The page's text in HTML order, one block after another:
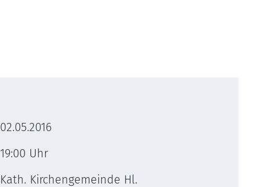
02.05.2016
19:00 Uhr
Kath. Kirchengemeinde Hl.